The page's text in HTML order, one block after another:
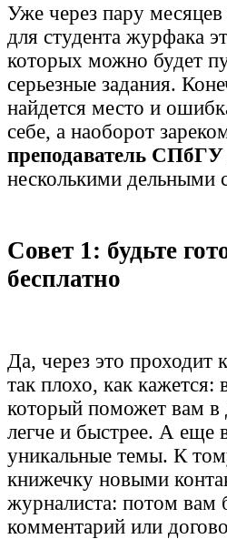
Уже через пару
для студента журфака
которых можно будет
серьезные задания.
найдется место и
себе, а наоборот
преподаватель СПбГУ
несколькими дельными
Совет 1: будьте
бесплатно
Да, через это
так плохо, как
который поможет вам в
легче и быстрее. А еще
уникальные темы. К
книжечку новыми
журналиста: потом вам
комментарий или